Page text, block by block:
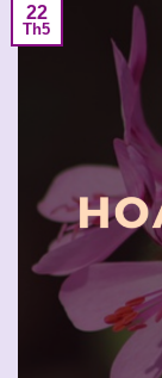
22
Th5